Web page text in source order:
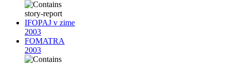
IFOPAJ v zime
2003
FOMATRA
2003